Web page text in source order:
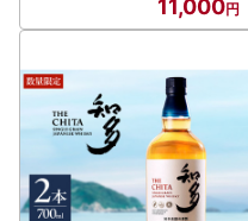
11,000